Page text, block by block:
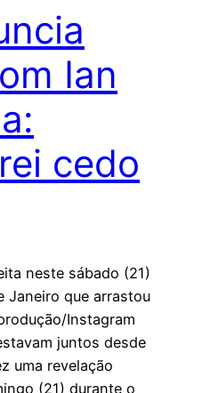
Ian
cedo
neste sábado (21)
Janeiro que arrastou
Instagram
juntos desde
uma revelação
(21) durante o